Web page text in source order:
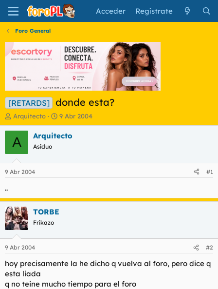
Acceder Regístrate
Foro General
[RETARDS] donde esta?
I
n
i
c
a
d
o
e
l
t
e
m
a
Arquitecto
F
e
c
i
c
9 Abr 2004
A Arquitecto
Asiduo
9 Abr 2004 #1
..
TORBE
Frikazo
9 Abr 2004 #2
hoy precisamente la he dicho q vuelva al foro, pero dice q
esta liada
q no teine mucho tiempo para el foro